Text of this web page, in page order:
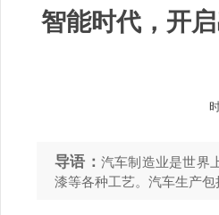
智能时代，开
导语： 汽车制造业是世界
漆等各种工艺。汽车生产